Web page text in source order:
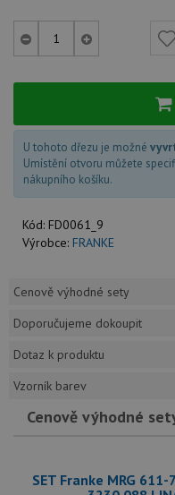
U tohoto dřezu je možné
Umístění otvoru můžete
nákupního košíku.
Kód: FD0061_9
Výrobce: FRANKE
Cenově výhodné sety
Doporučujeme dokoupit
Dotaz k produktu
Vzorník barev
Cenově výhodné
SET Franke MRG